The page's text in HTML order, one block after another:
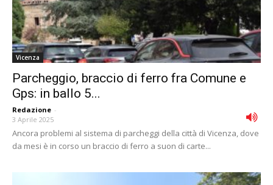
Vicenza
Parcheggio, braccio di ferro fra Comune e
Gps: in ballo 5...
Redazione -
3 Aprile 2025
Ancora problemi al sistema di parcheggi della città di Vicenza, dove
da mesi è in corso un braccio di ferro a suon di carte...